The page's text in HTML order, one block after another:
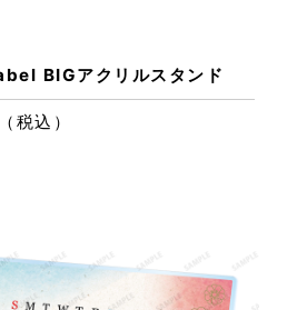
BIGアクリルスタンド
税込）